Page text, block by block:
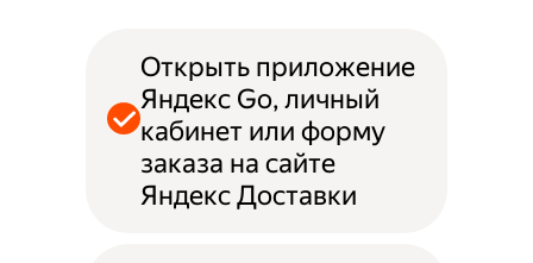
Открыть приложение
Яндекс Go, личный
кабинет или форму
заказа на сайте
Яндекс Доставки